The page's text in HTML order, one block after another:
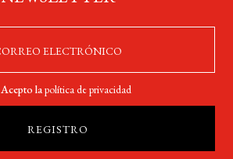
Acepto lapolítica de privacidad